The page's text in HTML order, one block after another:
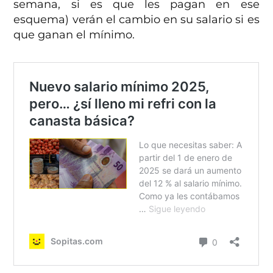
semana, si es que les pagan en ese
esquema) verán el cambio en su salario si es
que ganan el mínimo.